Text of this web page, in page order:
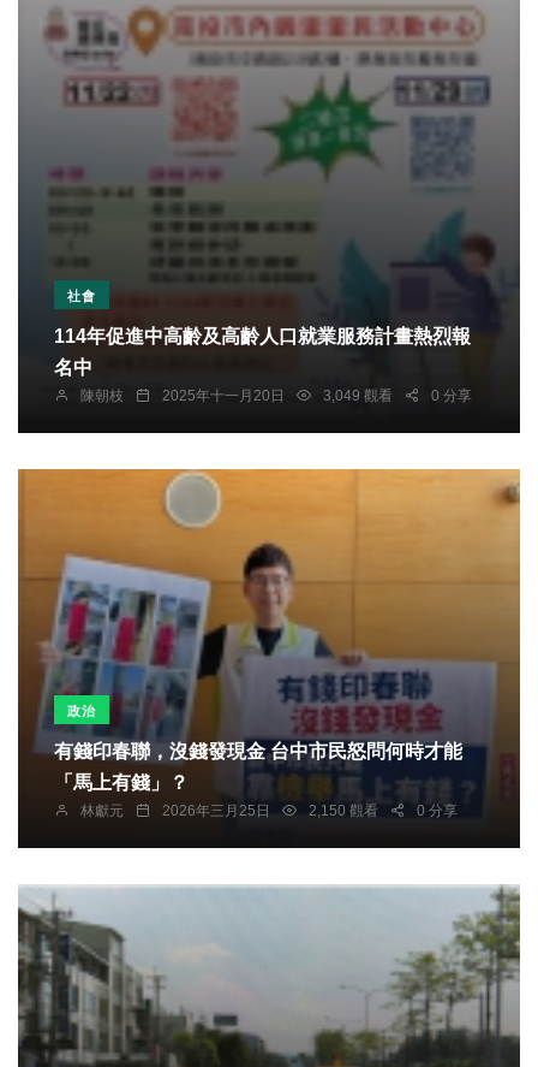
社會
114年促進中高齡及高齡人口就業服務計畫熱烈報
名中
陳朝枝 2025年十一月20日 3,049 觀看 0 分享
政治
有錢印春聯，沒錢發現金 台中市民怒問何時才能
「馬上有錢」？
林獻元 2026年三月25日 2,150 觀看 0 分享